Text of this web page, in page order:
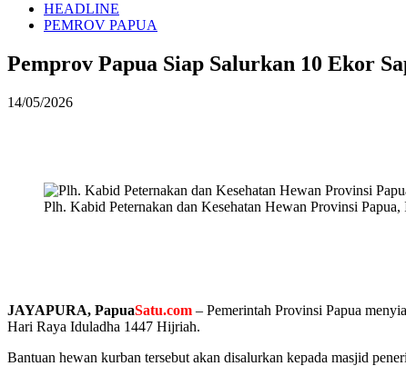
HEADLINE
PEMROV PAPUA
Pemprov Papua Siap Salurkan 10 Ekor
14/05/2026
Plh. Kabid Peternakan dan Kesehatan Hewan Provinsi Papua,
JAYAPURA, PapuaSatu.com – Pemerintah Provinsi Papua
Hari Raya Iduladha 1447 Hijriah.
Bantuan hewan kurban tersebut akan disalurkan kepada masjid